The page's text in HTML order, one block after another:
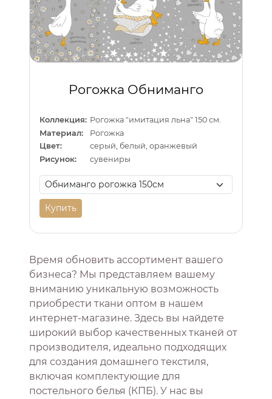
Рогожка Обниманго
Коллекция: Рогожка "имитация льна" 150 см.
Материал:
Рогожка
Цвет:
серый, белый, оранжевый
Рисунок:
сувениры
Купить
Время обновить ассортимент вашего
бизнеса? Мы представляем вашему
вниманию уникальную возможность
приобрести ткани оптом в нашем
интернет-магазине. Здесь вы найдете
широкий выбор качественных тканей от
производителя, идеально подходящих
для создания домашнего текстиля,
включая комплектующие для
постельного белья (КПБ). У нас вы